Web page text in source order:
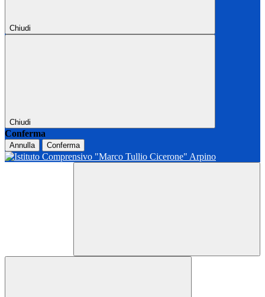
Chiudi
Chiudi
Conferma
Annulla Conferma